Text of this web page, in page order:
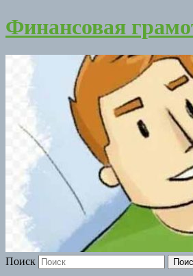
Финансовая
Поиск